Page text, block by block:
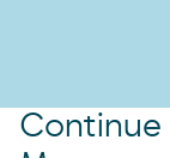
Continue